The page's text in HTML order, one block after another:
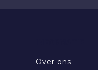
Over ons